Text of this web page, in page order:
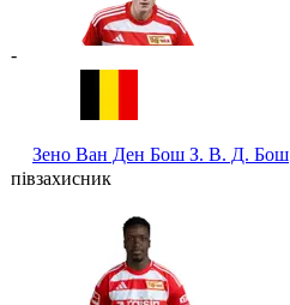
-
Зено Ван Ден Бош З. В. Д. Бош
півзахисник